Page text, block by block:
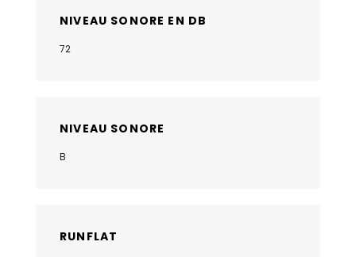
NIVEAU SONORE EN DB
72
NIVEAU SONORE
B
RUNFLAT